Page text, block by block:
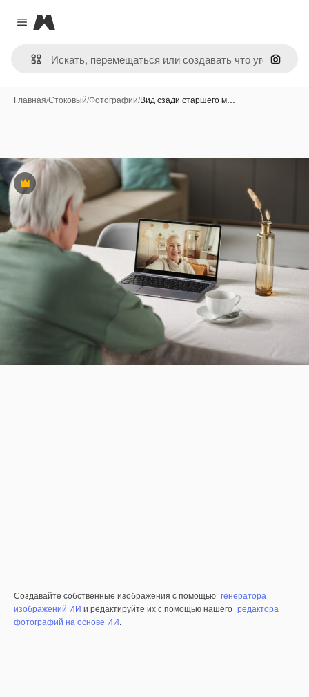
Close menu
Magnific
Поиск
Главная/Стоковый/Фотографии/Вид сзади старшего м…
Премиум
Создавайте собственные изображения с помощью генератора
изображений ИИ и редактируйте их с помощью нашего редактора
фотографий на основе ИИ.